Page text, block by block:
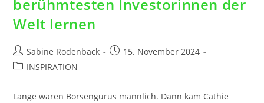
berühmtesten Investorinnen der
Welt lernen
Sabine Rodenbäck
15. November 2024
INSPIRATION
Lange waren Börsengurus männlich. Dann kam Cathie